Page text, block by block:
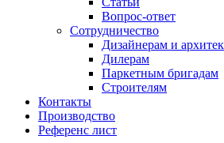
Вопрос-ответ
Сотрудничество
Дизайнерам и
Дилерам
Паркетным бригадам
Строителям
Контакты
Производство
Референс лист